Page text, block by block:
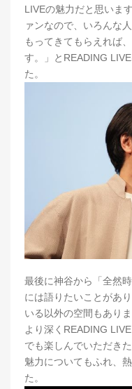
LIVEの魅力だと思いま
ァンなので、いろんな
もってきてもらえれば
す。」とREADING
た。
最後に神谷から「全然
には語りたいことがあ
いる以外の空間もあり
より深くREADING
でも楽しんでいただき
魅力についてもふれ、
た。